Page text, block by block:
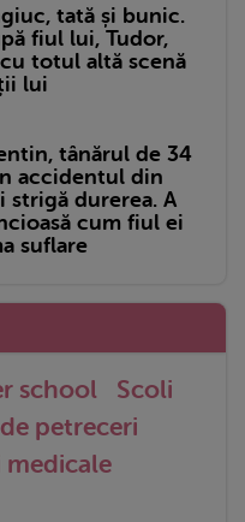
tată și bunic.
fiul lui, Tudor,
totul altă scenă
lui
tânărul de 34
accidentul din
strigă durerea. A
cum fiul ei
suflare
school
Scoli
petreceri
medicale